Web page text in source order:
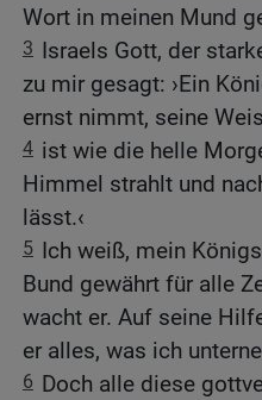
Wort in meinen Mund
3 Israels Gott, der
zu mir gesagt: ›Ein
ernst nimmt, seine
4 ist wie die helle
Himmel strahlt und
lässt.‹
5 Ich weiß, mein
Bund gewährt für alle
wacht er. Auf seine
er alles, was ich
6 Doch alle diese